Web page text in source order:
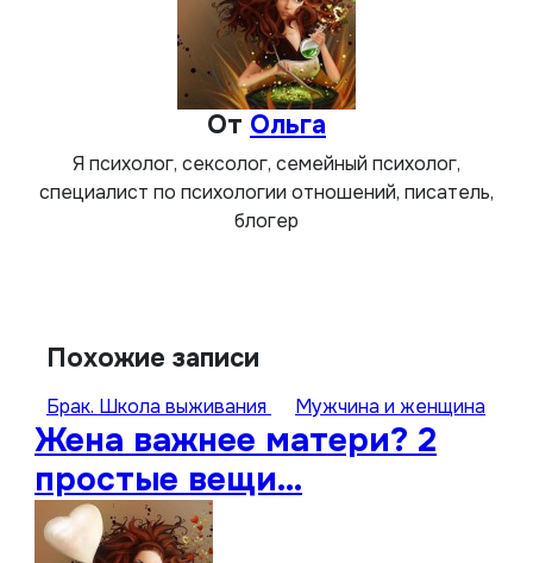
От Ольга
Я психолог, сексолог, семейный психолог,
специалист по психологии отношений, писатель,
блогер
Похожие записи
Брак. Школа выживания Мужчина и женщина
Жена важнее матери? 2
простые вещи…